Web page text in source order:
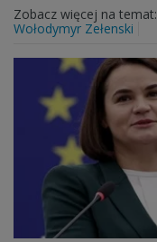
Zobacz więcej na temat:
Wołodymyr Zełenski